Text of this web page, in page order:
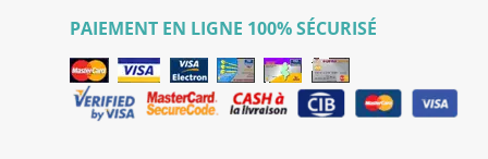
PAIEMENT EN LIGNE 100% SÉCURISÉ